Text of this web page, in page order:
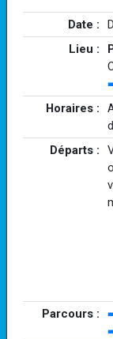
Date :
Lieu :
Horaires :
Départs :
Parcours :